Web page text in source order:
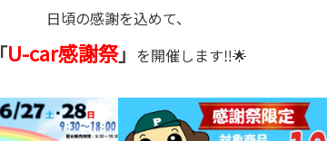
日頃の感謝を込めて、
「U-car感謝祭」 を開催します‼🌟